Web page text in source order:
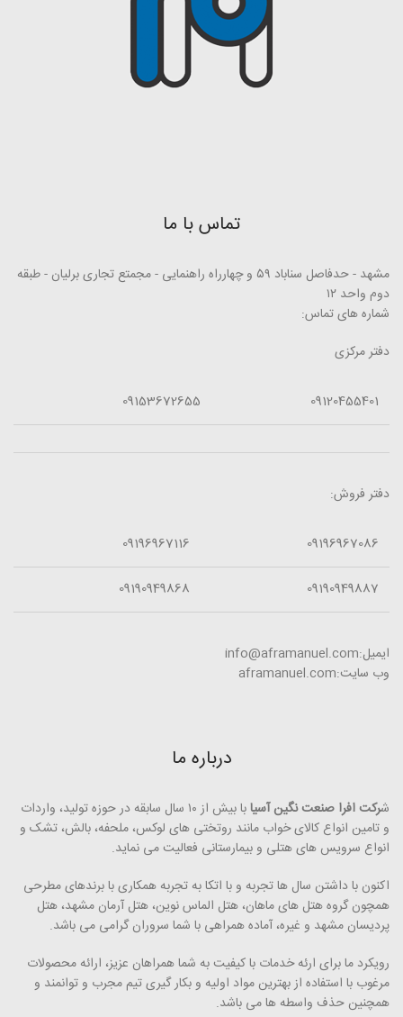
تماس با ما
مشهد - حدفاصل سناباد ۵۹ و چهارراه راهنمایی - مجمتع تجاری برلیان - طبقه
دوم واحد ۱۲
شماره های تماس:
دفتر مرکزی
09120455401
09153672655
دفتر فروش:
09196967086
09196967116
09190949887
09190949868
ایمیل:info@aframanuel.com
وب سایت:aframanuel.com
درباره ما
شرکت افرا صنعت نگین آسیا
با بیش از ۱۰ سال سابقه در حوزه تولید، واردات
و تامین انواع کالای خواب مانند روتختی­ های لوکس، ملحفه، بالش، تشک و
انواع سرویس های هتلی و بیمارستانی فعالیت می ­نماید.
اکنون با داشتن سال ها تجربه و با اتکا به تجربه همکاری با برندهای مطرحی
همچون گروه هتل­ های ماهان، هتل الماس نوین، هتل آرمان مشهد، هتل
پردیسان مشهد و غیره، آماده همراهی با شما سروران گرامی می ­باشد.
رویکرد ما برای ارئه خدمات با کیفیت به شما همراهان عزیز، ارائه محصولات
مرغوب با استفاده از بهترین مواد اولیه و بکار گیری تیم مجرب و توانمند و
همچنین حذف واسطه ­ها می ­­باشد.